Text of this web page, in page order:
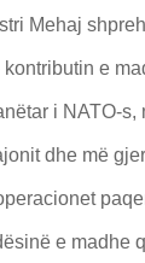
Mehaj
kontributin e
i NATO-s,
dhe më
e madhe